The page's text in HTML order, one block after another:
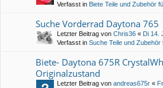
Verfasst in Biete Teile und Zubehör
Suche Vorderrad Daytona 765
Letzter Beitrag von Chris36 « Di 14.
Verfasst in Suche Teile und Zubehör
Biete- Daytona 675R
Originalzustand
Letzter Beitrag von andreas675r «